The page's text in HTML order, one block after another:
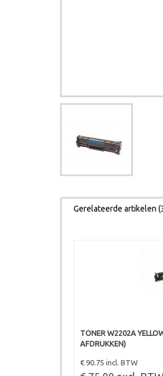
Gerelateerde artikelen
TONER W2202A
AFDRUKKEN)
€ 90.75 incl. BTW